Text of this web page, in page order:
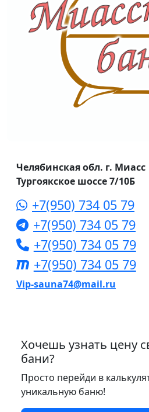
Челябинская обл. г. Миасс
Тургоякское шоссе 7/10Б
+7(950) 734 05 79
+7(950) 734 05 79
+7(950) 734 05 79
+7(950) 734 05 79
Vip-sauna74@mail.ru
Хочешь узнать цену
бани?
Просто перейди в
уникальную баню!